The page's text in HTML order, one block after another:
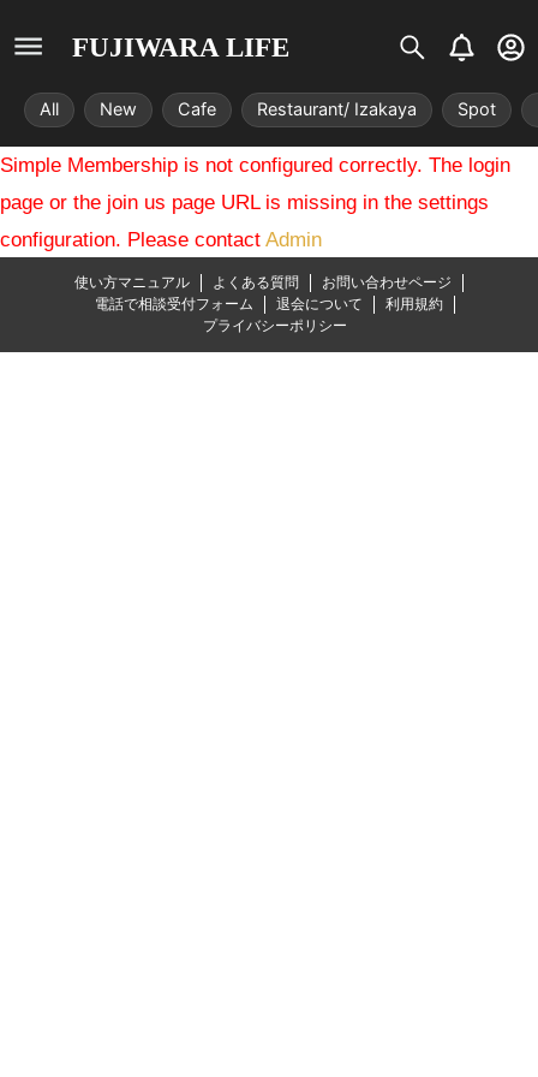
FUJIWARA LIFE
S
i
s
t
r
i
x
B
e
l
l
U
s
r
-
c
c
All New Cafe Restaurant/ Izakaya Spot
Simple Membership is not configured correctly. The login
page or the join us page URL is missing in the settings
configuration. Please contact Admin
使い方マニュアル よくある質問
お問い合わせページ
電話で相談受付フォーム
退会について
利用規約
プライバシーポリシー